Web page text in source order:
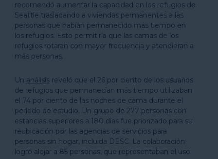
recomendó aumentar la capacidad en los refugios de
Seattle trasladando a viviendas permanentes a las
personas que habían permanecido más tiempo en
los refugios. Esto permitiría que las camas de los
refugios rotaran con mayor frecuencia y atendieran a
más personas.
Un análisis reveló que el 26 por ciento de los usuarios
de refugios que permanecían más tiempo utilizaban
el 74 por ciento de las noches de cama durante el
período de estudio. Un grupo de 277 personas con
estancias superiores a 180 días fue priorizado para su
reubicación por las agencias de servicios para
personas sin hogar, incluida DESC. La colaboración
logró alojar a 85 personas, que representaban el uso